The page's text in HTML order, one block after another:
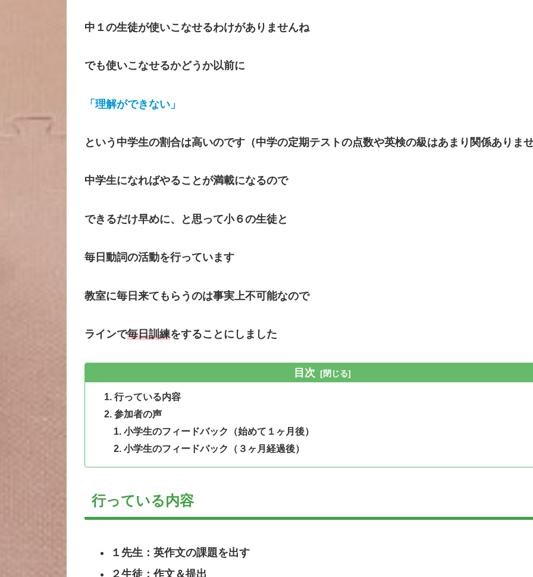
中１の生徒が使いこなせるわけがありませんね
でも使いこなせるかどうか以前に
「理解ができない」
という中学生の割合は高いのです（中学の定期テストの点数や英検の級はあまり関係ありま
中学生になればやることが満載になるので
できるだけ早めに、と思って小６の生徒と
毎日動詞の活動を行っています
教室に毎日来てもらうのは事実上不可能なので
ラインで毎日訓練をすることにしました
目次
行っている内容
参加者の声
小学生のフィードバック（始めて１ヶ月後）
小学生のフィードバック（３ヶ月経過後）
行っている内容
１先生：英作文の課題を出す
２生徒：作文＆提出